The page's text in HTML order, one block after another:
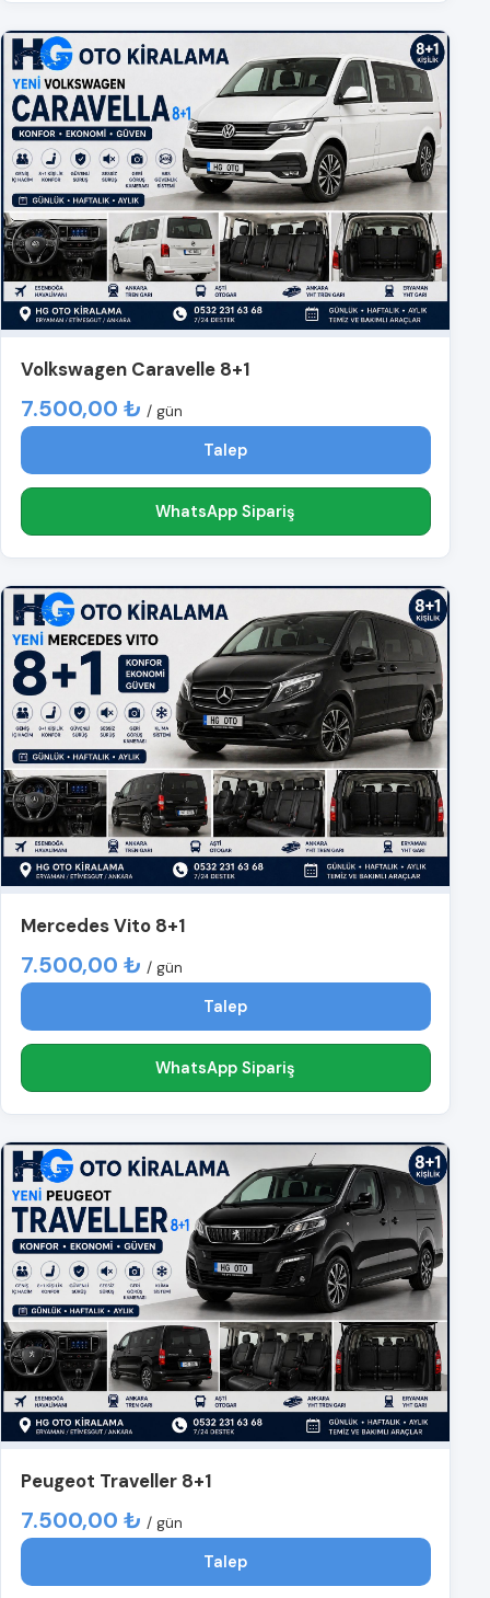
Volkswagen Caravelle 8+1
7.500,00 ₺ / gün
Talep
WhatsApp Sipariş
Mercedes Vito 8+1
7.500,00 ₺ / gün
Talep
WhatsApp Sipariş
Peugeot Traveller 8+1
7.500,00 ₺ / gün
Talep